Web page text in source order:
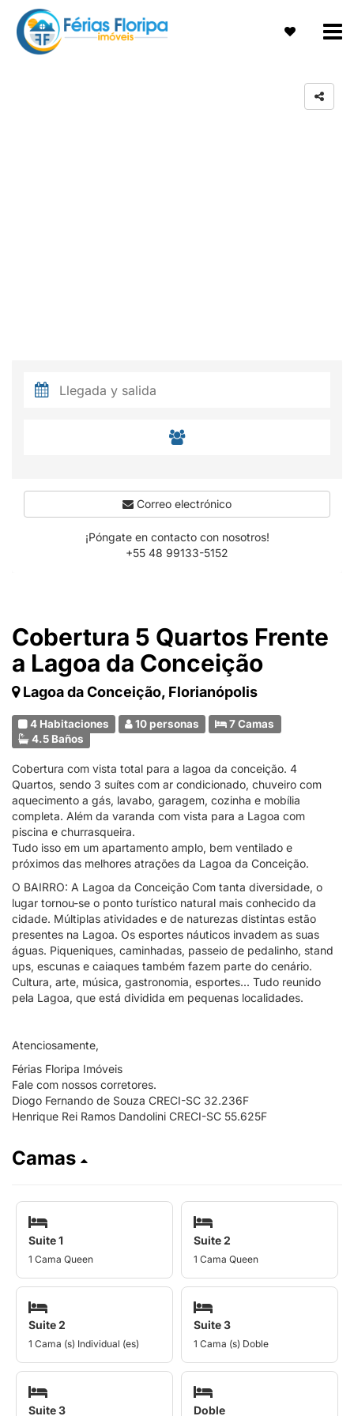
Cobertura 5 Quartos Frente
a Lagoa da Conceição
Lagoa da Conceição, Florianópolis
4 Habitaciones 10 personas
7 Camas
4.5 Baños
Cobertura com vista total para a lagoa da conceição. 4
Quartos, sendo 3 suítes com ar condicionado, chuveiro com
aquecimento a gás, lavabo, garagem, cozinha e mobília
completa. Além da varanda com vista para a Lagoa com
piscina e churrasqueira.
Tudo isso em um apartamento amplo, bem ventilado e
próximos das melhores atrações da Lagoa da Conceição.
O BAIRRO: A Lagoa da Conceição Com tanta diversidade, o
lugar tornou-se o ponto turístico natural mais conhecido da
cidade. Múltiplas atividades e de naturezas distintas estão
presentes na Lagoa. Os esportes náuticos invadem as suas
águas. Piqueniques, caminhadas, passeio de pedalinho, stand
ups, escunas e caiaques também fazem parte do cenário.
Cultura, arte, música, gastronomia, esportes... Tudo reunido
pela Lagoa, que está dividida em pequenas localidades.
Atenciosamente,
Férias Floripa Imóveis
Fale com nossos corretores.
Diogo Fernando de Souza CRECI-SC 32.236F
Henrique Rei Ramos Dandolini CRECI-SC 55.625F
Camas
Suite 1
1 Cama Queen
Suite 2
1 Cama Queen
Suite 2
1 Cama (s) Individual (es)
Suite 3
1 Cama (s) Doble
Suite 3 Doble
Correo electrónico
¡Póngate en contacto con nosotros!
+55 48 99133-5152